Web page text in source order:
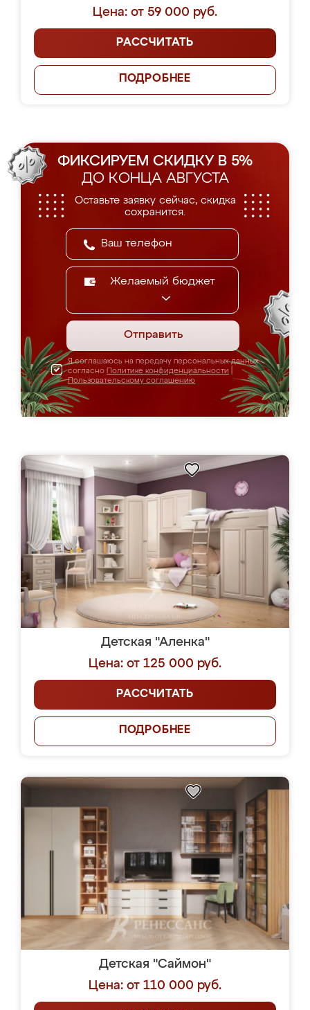
Цена: от 59 000 руб.
РАССЧИТАТЬ
ПОДРОБНЕЕ
ФИКСИРУЕМ СКИДКУ В 5%
ДО КОНЦА АВГУСТА
Оставьте заявку сейчас, скидка
сохранится.
Желаемый бюджет
Отправить
Я соглашаюсь на передачу персональных данных
согласно Политике конфиденциальности
Пользовательскому соглашению
Детская "Аленка"
Цена: от 125 000 руб.
РАССЧИТАТЬ
ПОДРОБНЕЕ
Детская "Саймон"
Цена: от 110 000 руб.